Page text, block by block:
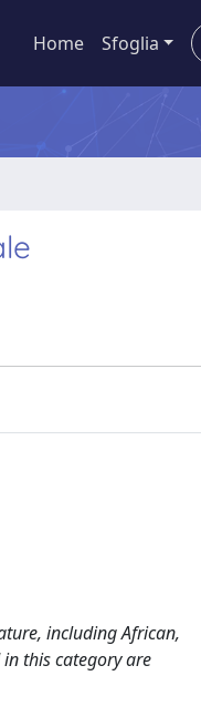
Home Sfoglia
including African,
this category are